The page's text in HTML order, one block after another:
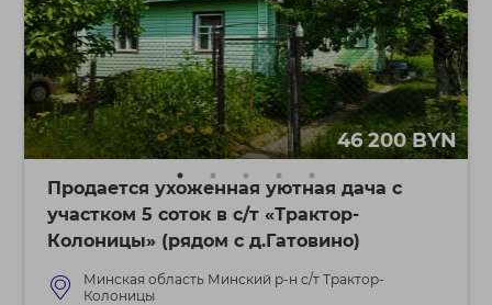
46 200 BYN
Продается ухоженная уютная дача с
участком 5 соток в с/т «Трактор-
Колоницы» (рядом с д.Гатовино)
Минская область Минский р-н с/т Трактор-
Колоницы